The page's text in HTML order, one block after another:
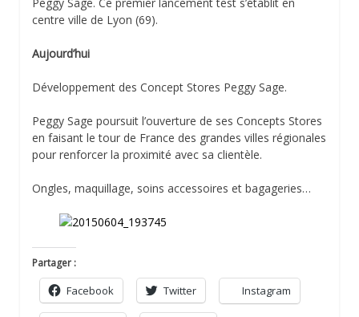
centre ville de Lyon (69).
Aujourd’hui
Développement des Concept Stores Peggy Sage.
Peggy Sage poursuit l’ouverture de ses Concepts Stores
en faisant le tour de France des grandes villes régionales
pour renforcer la proximité avec sa clientèle.
Ongles, maquillage, soins accessoires et bagageries…
Partager :
Facebook Twitter Instagram